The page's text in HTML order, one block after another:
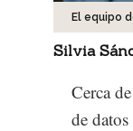
El equipo
Silvia
Cerca
de